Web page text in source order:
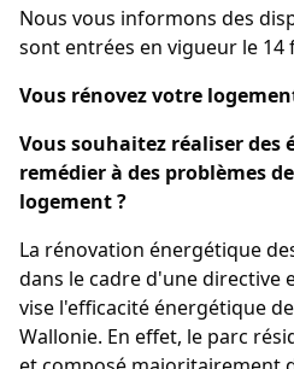
Nous vous informons des
sont entrées en vigueur le 14
Vous rénovez votre
Vous souhaitez réaliser des
remédier à des problèmes
logement ?
La rénovation énergétique
dans le cadre d'une directive
vise l'efficacité énergétique
Wallonie. En effet, le parc